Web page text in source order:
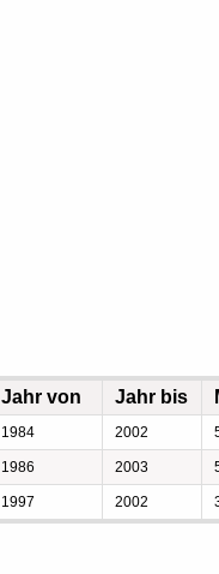
Jahr von Jahr bis
1984 2002
1986 2003
1997 2002